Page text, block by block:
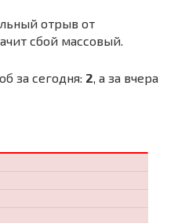
отрыв от
сбой массовый.
за сегодня: 2 , а за вчера